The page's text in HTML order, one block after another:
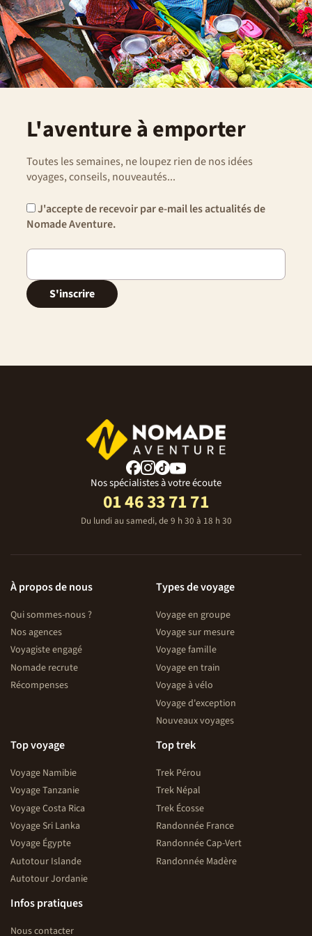
L'aventure à emporter
Toutes les semaines, ne loupez rien de nos idées
voyages, conseils, nouveautés...
J'accepte de recevoir par e-mail les actualités de
Nomade Aventure.
S'inscrire
Nos spécialistes à votre écoute
01 46 33 71 71
Du lundi au samedi, de 9 h 30 à 18 h 30
À propos de nous
Qui sommes-nous ?
Nos agences
Voyagiste engagé
Nomade recrute
Récompenses
Types de voyage
Voyage en groupe
Voyage sur mesure
Voyage famille
Voyage en train
Voyage à vélo
Voyage d'exception
Nouveaux voyages
Top voyage
Voyage Namibie
Voyage Tanzanie
Voyage Costa Rica
Voyage Sri Lanka
Voyage Égypte
Autotour Islande
Autotour Jordanie
Top trek
Trek Pérou
Trek Népal
Trek Écosse
Randonnée France
Randonnée Cap-Vert
Randonnée Madère
Infos pratiques
Nous contacter